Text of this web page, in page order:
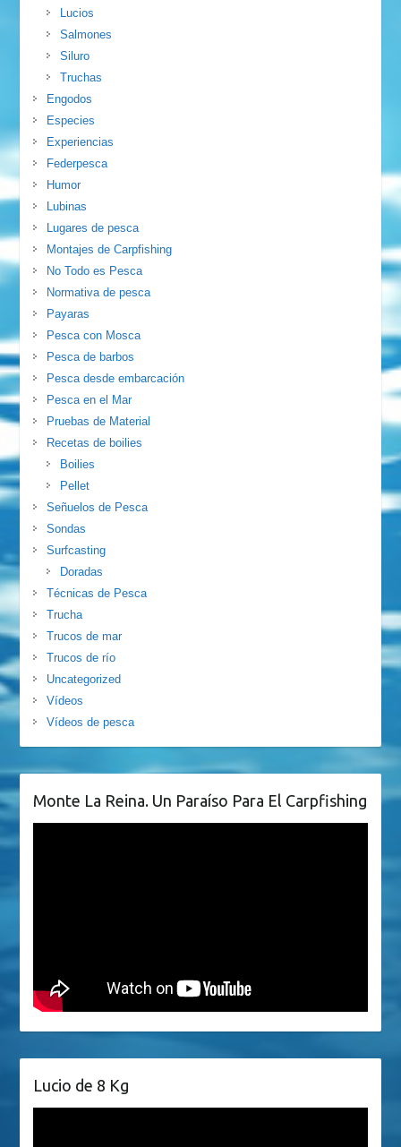
Lucios
Salmones
Siluro
Truchas
Engodos
Especies
Experiencias
Federpesca
Humor
Lubinas
Lugares de pesca
Montajes de Carpfishing
No Todo es Pesca
Normativa de pesca
Payaras
Pesca con Mosca
Pesca de barbos
Pesca desde embarcación
Pesca en el Mar
Pruebas de Material
Recetas de boilies
Boilies
Pellet
Señuelos de Pesca
Sondas
Surfcasting
Doradas
Técnicas de Pesca
Trucha
Trucos de mar
Trucos de río
Uncategorized
Vídeos
Vídeos de pesca
Monte La Reina. Un Paraíso Para El Carpfishing
Lucio de 8 Kg